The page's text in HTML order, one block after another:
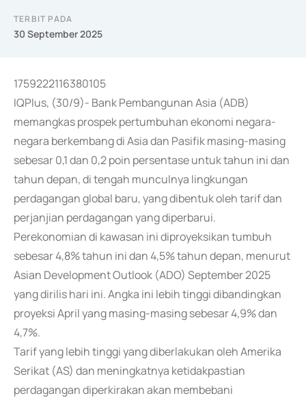
TERBIT PADA
30 September 2025
1759222116380105
IQPlus, (30/9)- Bank Pembangunan Asia (ADB)
memangkas prospek pertumbuhan ekonomi negara-
negara berkembang di Asia dan Pasifik masing-masing
sebesar 0,1 dan 0,2 poin persentase untuk tahun ini dan
tahun depan, di tengah munculnya lingkungan
perdagangan global baru, yang dibentuk oleh tarif dan
perjanjian perdagangan yang diperbarui.
Perekonomian di kawasan ini diproyeksikan tumbuh
sebesar 4,8% tahun ini dan 4,5% tahun depan, menurut
Asian Development Outlook (ADO) September 2025
yang dirilis hari ini. Angka ini lebih tinggi dibandingkan
proyeksi April yang masing-masing sebesar 4,9% dan
4,7%.
Tarif yang lebih tinggi yang diberlakukan oleh Amerika
Serikat (AS) dan meningkatnya ketidakpastian
perdagangan diperkirakan akan membebani